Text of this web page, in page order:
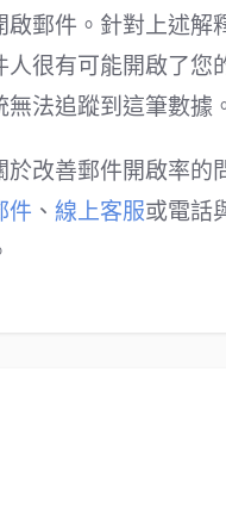
啟郵件。針對上述解
人很有可能開啟了您
法追蹤到這筆數據
於改善郵件開啟率的
件 、 線上客服或電話